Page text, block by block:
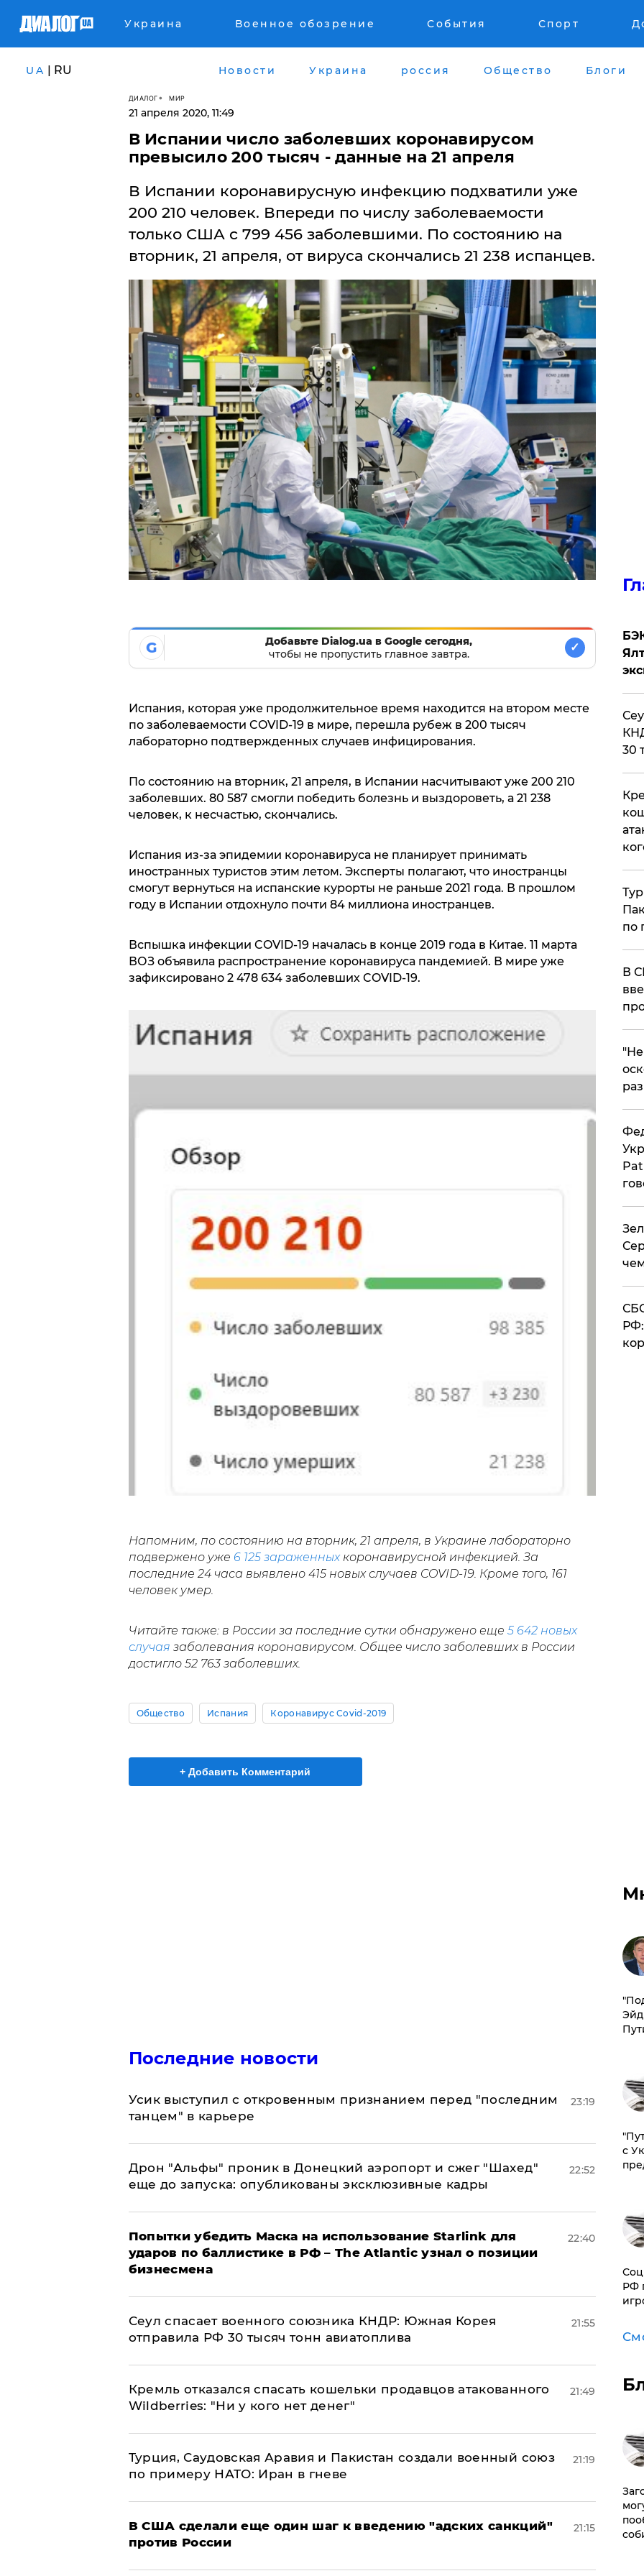
Украина Военное обозрение События Спорт
UA | RU Новости Украина россия Общество Блоги
ДИАЛОГ МИР
21 апреля 2020, 11:49
В Испании число заболевших коронавирусом
превысило 200 тысяч - данные на 21 апреля
В Испании коронавирусную инфекцию подхватили уже
200 210 человек. Впереди по числу заболеваемости
только США с 799 456 заболевшими. По состоянию на
вторник, 21 апреля, от вируса скончались 21 238 испанцев.
G
Добавьте Dialog.ua в Google сегодня,
чтобы не пропустить главное завтра.
✓
Испания, которая уже продолжительное время находится на втором месте
по заболеваемости COVID-19 в мире, перешла рубеж в 200 тысяч
лабораторно подтвержденных случаев инфицирования.
По состоянию на вторник, 21 апреля, в Испании насчитывают уже 200 210
заболевших. 80 587 смогли победить болезнь и выздороветь, а 21 238
человек, к несчастью, скончались.
Испания из-за эпидемии коронавируса не планирует принимать
иностранных туристов этим летом. Эксперты полагают, что иностранцы
смогут вернуться на испанские курорты не раньше 2021 года. В прошлом
году в Испании отдохнуло почти 84 миллиона иностранцев.
Вспышка инфекции COVID-19 началась в конце 2019 года в Китае. 11 марта
ВОЗ объявила распространение коронавируса пандемией. В мире уже
зафиксировано 2 478 634 заболевших COVID-19.
Напомним, по состоянию на вторник, 21 апреля, в Украине лабораторно
подвержено уже 6 125 зараженных коронавирусной инфекцией. За
последние 24 часа выявлено 415 новых случаев COVID-19. Кроме того, 161
человек умер.
Читайте также: в России за последние сутки обнаружено еще 5 642 новых
случая заболевания коронавирусом. Общее число заболевших в России
достигло 52 763 заболевших.
Общество Испания Коронавирус Covid-2019
+ Добавить Комментарий
Последние новости
Усик выступил с откровенным признанием перед "последним
танцем" в карьере
23:19
Дрон "Альфы" проник в Донецкий аэропорт и сжег "Шахед"
еще до запуска: опубликованы эксклюзивные кадры
22:52
Попытки убедить Маска на использование Starlink для
ударов по баллистике в РФ – The Atlantic узнал о позиции
бизнесмена
22:40
​Сеул спасает военного союзника КНДР: Южная Корея
отправила РФ 30 тысяч тонн авиатоплива
21:55
Кремль отказался спасать кошельки продавцов атакованного
Wildberries: "Ни у кого нет денег"
21:49
Турция, Саудовская Аравия и Пакистан создали военный союз
по примеру НАТО: Иран в гневе
21:19
В США сделали еще один шаг к введению "адских санкций"
против России
21:15
30
по
В
с
РФ